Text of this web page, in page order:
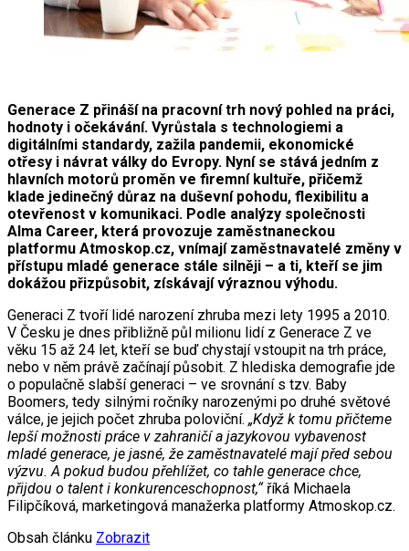
Generace Z přináší na pracovní trh nový pohled na práci,
hodnoty i očekávání. Vyrůstala s technologiemi a
digitálními standardy, zažila pandemii, ekonomické
otřesy i návrat války do Evropy. Nyní se stává jedním z
hlavních motorů proměn ve firemní kultuře, přičemž
klade jedinečný důraz na duševní pohodu, flexibilitu a
otevřenost v komunikaci. Podle analýzy společnosti
Alma Career, která provozuje zaměstnaneckou
platformu Atmoskop.cz, vnímají zaměstnavatelé změny v
přístupu mladé generace stále silněji – a ti, kteří se jim
dokážou přizpůsobit, získávají výraznou výhodu.
Generaci Z tvoří lidé narození zhruba mezi lety 1995 a 2010.
V Česku je dnes přibližně půl milionu lidí z Generace Z ve
věku 15 až 24 let, kteří se buď chystají vstoupit na trh práce,
nebo v něm právě začínají působit. Z hlediska demografie jde
o populačně slabší generaci – ve srovnání s tzv. Baby
Boomers, tedy silnými ročníky narozenými po druhé světové
válce, je jejich počet zhruba poloviční. „Když k tomu přičteme
lepší možnosti práce v zahraničí a jazykovou vybavenost
mladé generace, je jasné, že zaměstnavatelé mají před sebou
výzvu. A pokud budou přehlížet, co tahle generace chce,
přijdou o talent i konkurenceschopnost,“říká Michaela
Filipčíková, marketingová manažerka platformy Atmoskop.cz.
Obsah článku Zobrazit